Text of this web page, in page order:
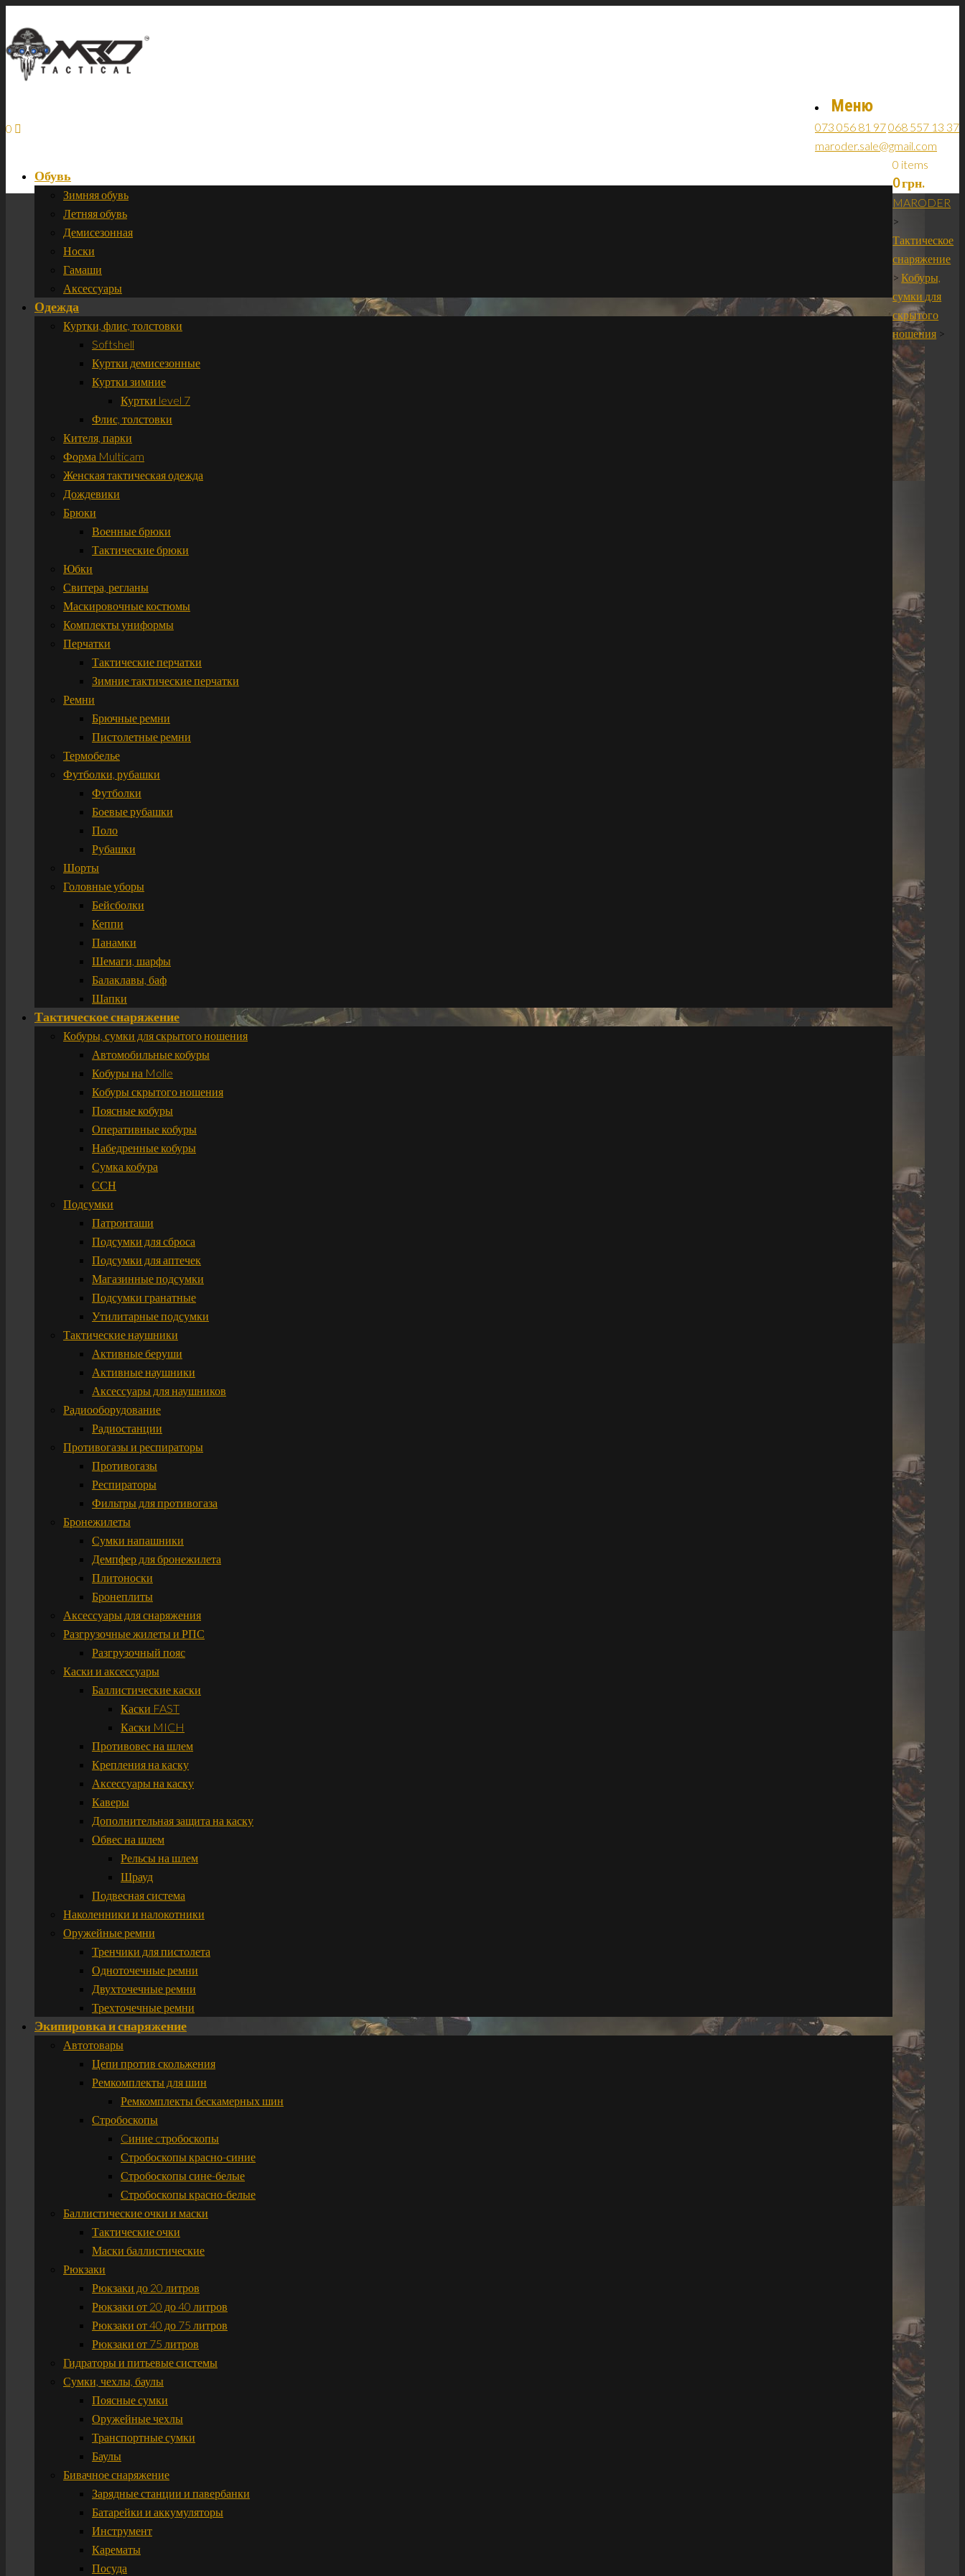
Меню
073 056 81 97068 557 13 37
maroder.sale@gmail.com
Обувь
Зимняя обувь
Летняя обувь
Демисезонная
Носки
Гамаши
Аксессуары
Одежда
Куртки, флис, толстовки
Softshell
Куртки демисезонные
Куртки зимние
Куртки level 7
Флис, толстовки
Кителя, парки
Форма Multicam
Женская тактическая одежда
Дождевики
Брюки
Военные брюки
Тактические брюки
Юбки
Свитера, регланы
Маскировочные костюмы
Комплекты униформы
Перчатки
Тактические перчатки
Зимние тактические перчатки
Ремни
Брючные ремни
Пистолетные ремни
Термобелье
Футболки, рубашки
Футболки
Боевые рубашки
Поло
Рубашки
Шорты
Головные уборы
Бейсболки
Кеппи
Панамки
Шемаги, шарфы
Балаклавы, баф
Шапки
Тактическое снаряжение
Кобуры, сумки для скрытого ношения
Автомобильные кобуры
Кобуры на Molle
Кобуры скрытого ношения
Поясные кобуры
Оперативные кобуры
Набедренные кобуры
Сумка кобура
ССН
Подсумки
Патронташи
Подсумки для сброса
Подсумки для аптечек
Магазинные подсумки
Подсумки гранатные
Утилитарные подсумки
Тактические наушники
Активные беруши
Активные наушники
Аксессуары для наушников
Радиооборудование
Радиостанции
Противогазы и респираторы
Противогазы
Респираторы
Фильтры для противогаза
Бронежилеты
Сумки напашники
Демпфер для бронежилета
Плитоноски
Бронеплиты
Аксессуары для снаряжения
Разгрузочные жилеты и РПС
Разгрузочный пояс
Каски и аксессуары
Баллистические каски
Каски FAST
Каски MICH
Противовес на шлем
Крепления на каску
Аксессуары на каску
Каверы
Дополнительная защита на каску
Обвес на шлем
Рельсы на шлем
Шрауд
Подвесная система
Наколенники и налокотники
Оружейные ремни
Тренчики для пистолета
Одноточечные ремни
Двухточечные ремни
Трехточечные ремни
Экипировка и снаряжение
Автотовары
Цепи против скольжения
Ремкомплекты для шин
Ремкомплекты бескамерных шин
Стробоскопы
Cиние cтробоскопы
Стробоскопы красно-синие
Стробоскопы сине-белые
Стробоскопы красно-белые
Баллистические очки и маски
Тактические очки
Маски баллистические
Рюкзаки
Рюкзаки до 20 литров
Рюкзаки от 20 до 40 литров
Рюкзаки от 40 до 75 литров
Рюкзаки от 75 литров
Гидраторы и питьевые системы
Сумки, чехлы, баулы
Поясные сумки
Оружейные чехлы
Транспортные сумки
Баулы
Бивачное снаряжение
Зарядные станции и павербанки
Батарейки и аккумуляторы
Инструмент
Карематы
Посуда
0
0 items
0грн.
MARODER
>
Тактическое
снаряжение
>Кобуры,
сумки для
скрытого
ношения >